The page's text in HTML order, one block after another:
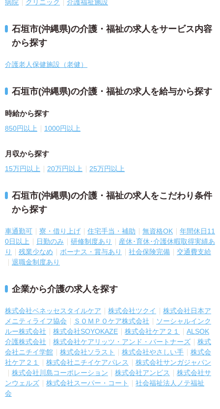
病院 クリニック 介護福祉施設
石垣市(沖縄県)の介護・福祉の求人をサービス内容
から探す
介護老人保健施設（老健）
石垣市(沖縄県)の介護・福祉の求人を給与から探す
時給から探す
850円以上 1000円以上
月収から探す
15万円以上 20万円以上 25万円以上
石垣市(沖縄県)の介護・福祉の求人をこだわり条件
から探す
車通勤可 寮・借り上げ 住宅手当・補助 無資格OK
年間休日11
0日以上
日勤のみ 研修制度あり
産休･育休･介護休暇取得実績あ
り
残業少なめ ボーナス・賞与あり 社会保険完備
交通費支給
退職金制度あり
企業から介護の求人を探す
株式会社ベネッセスタイルケア 株式会社ツクイ
株式会社日本ア
メニティライフ協会
ＳＯＭＰＯケア株式会社
ソーシャルインク
ルー株式会社
株式会社SOYOKAZE 株式会社ケア２１
ALSOK
介護株式会社
株式会社ケアリッツ・アンド・パートナーズ
株式
会社ニチイ学館
株式会社ソラスト 株式会社やさしい手
株式会
社ケア２１
株式会社ニチイケアパレス
株式会社サンガジャパン
株式会社川島コーポレーション
株式会社アンビス
株式会社サ
ンウェルズ
株式会社スーパー・コート
社会福祉法人ノテ福祉
会